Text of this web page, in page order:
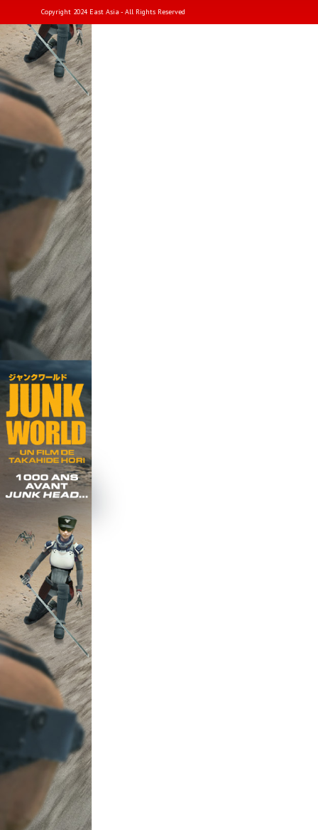
Copyright 2024 East Asia - All Rights Reserved